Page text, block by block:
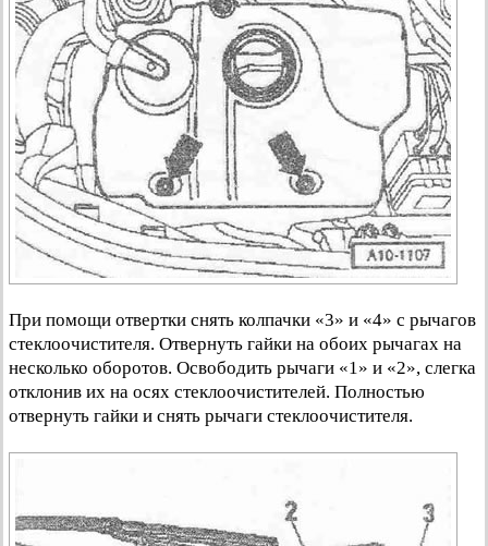
При помощи отвертки снять колпачки «3» и «4» с рычагов
стеклоочистителя. Отвернуть гайки на обоих рычагах на
несколько оборотов. Освободить рычаги «1» и «2», слегка
отклонив их на осях стеклоочистителей. Полностью
отвернуть гайки и снять рычаги стеклоочистителя.